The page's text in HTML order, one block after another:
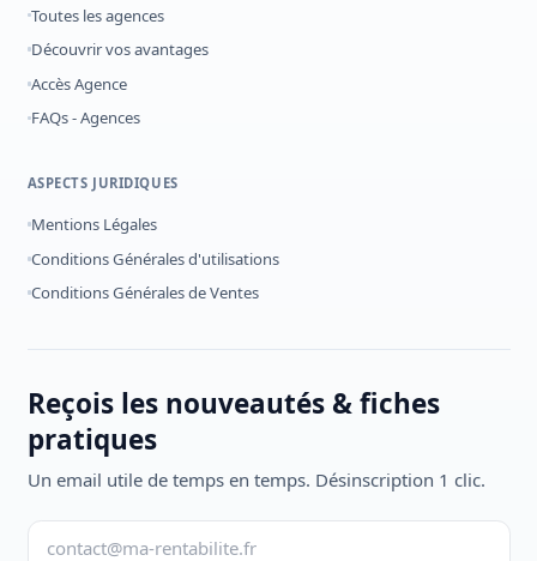
Toutes les agences
Découvrir vos avantages
Accès Agence
FAQs - Agences
ASPECTS JURIDIQUES
Mentions Légales
Conditions Générales d'utilisations
Conditions Générales de Ventes
Reçois les nouveautés & fiches
pratiques
Un email utile de temps en temps. Désinscription 1 clic.